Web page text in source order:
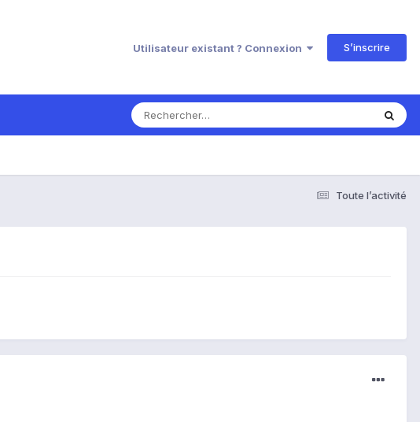
Utilisateur existant ? Connexion S’inscrire
Toute l’activité